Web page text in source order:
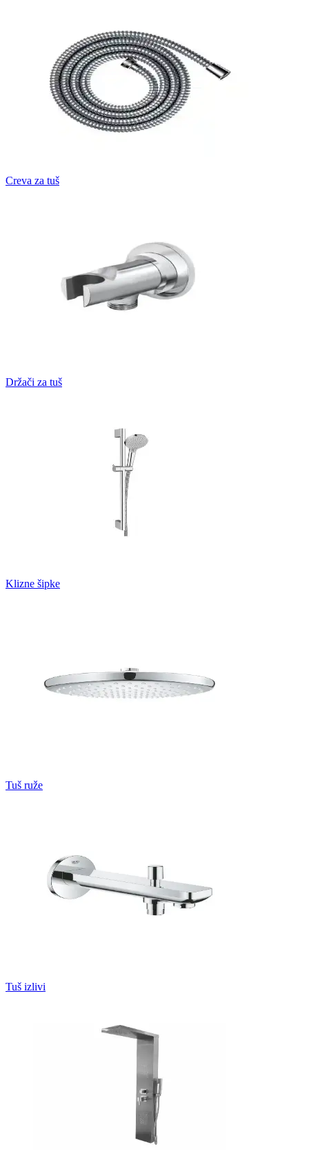
Creva za tuš
Držači za tuš
Klizne šipke
Tuš ruže
Tuš izlivi